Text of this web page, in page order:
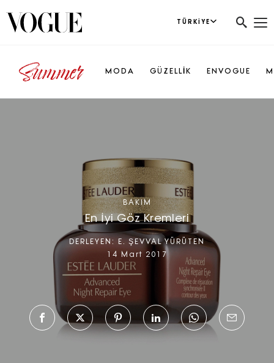
TÜRKIYE
MODA GÜZELLİK ENVOGUE
BAKIM
En İyi Göz Kremleri
DERLEYEN:
E. ŞEVVAL YÜRÜTEN
14 Mart 2017